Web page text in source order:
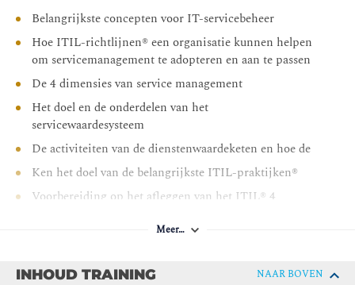
Belangrijkste concepten voor IT-servicebeheer
Hoe ITIL-richtlijnen® een organisatie kunnen helpen
om servicemanagement te adopteren en aan te passen
De 4 dimensies van service management
Het doel en de onderdelen van het
servicewaardesysteem
De activiteiten van de dienstenwaardeketen en hoe de
Ken het doel van de belangrijkste ITIL-praktijken®
Voorbereiding op het afleggen van het ITIL® 4
Meer…
INHOUD TRAINING NAAR BOVEN